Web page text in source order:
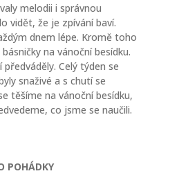
melodii i správnou
vidět, že je zpívání baví.
dnem lépe. Kromě toho
na vánoční besídku.
Celý týden se
snaživé a s chutí se
těšíme na vánoční besídku,
co jsme se naučili.
POHÁDKY